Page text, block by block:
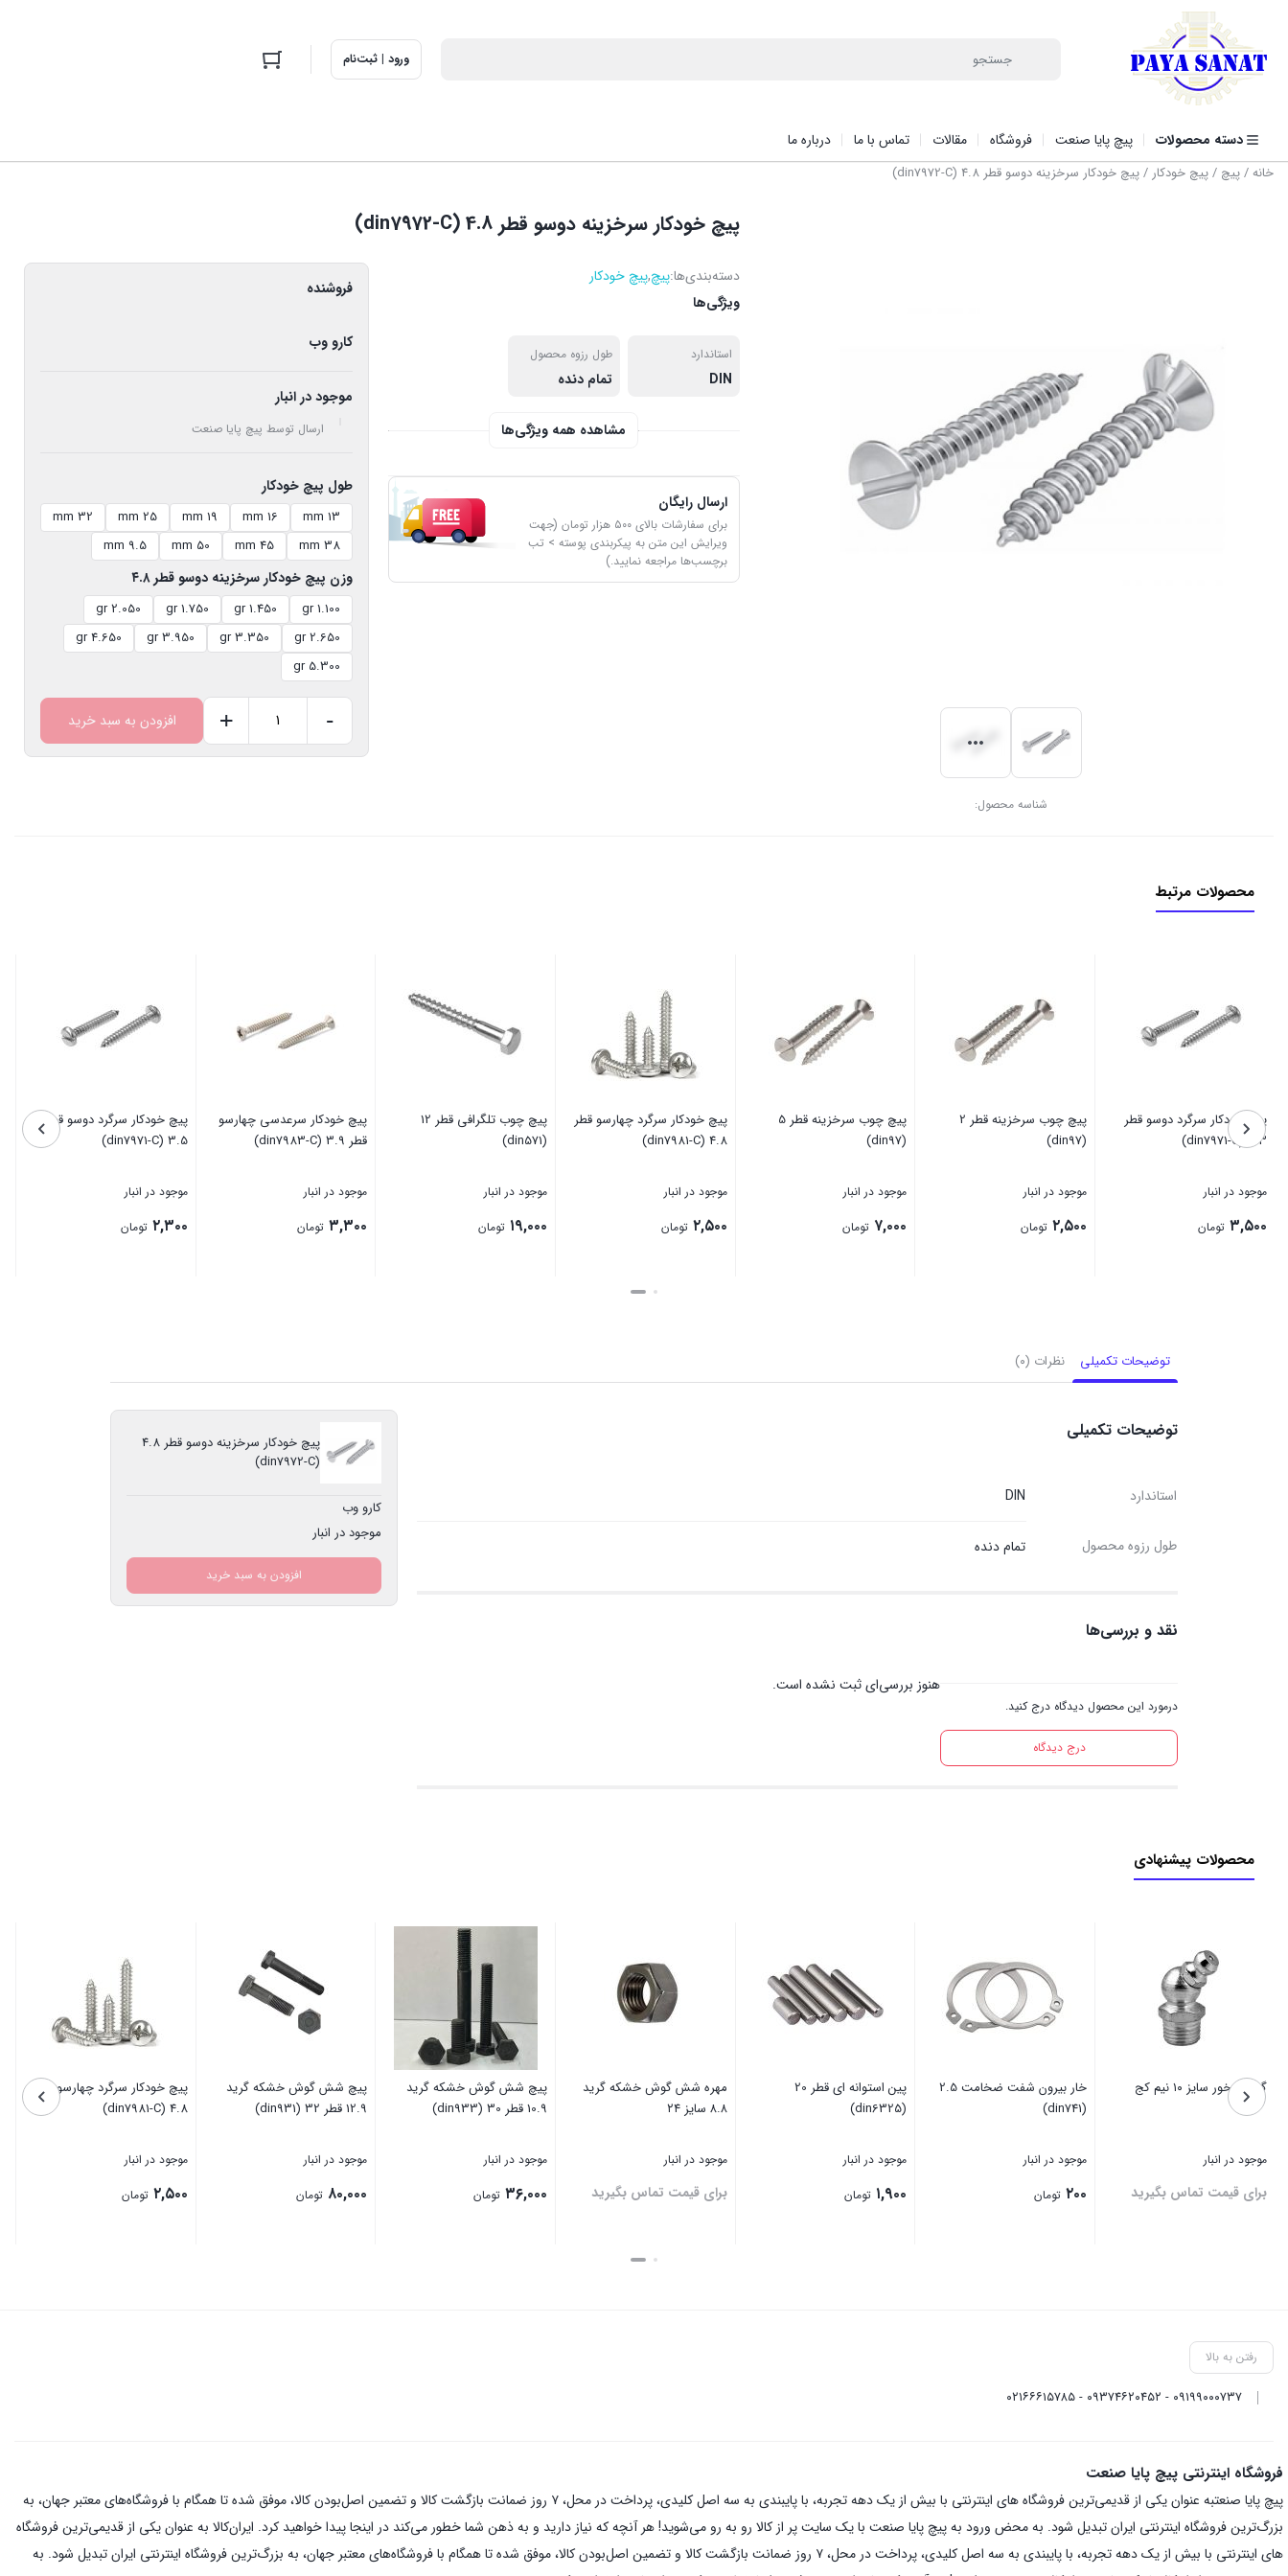
ورود | ثبت‌نام
دسته محصولات پیچ پایا صنعت فروشگاه مقالات تماس با ما درباره ما
خانه/پیچ /پیچ خودکار / پیچ خودکار سرخزینه دوسو قطر 4.8 (din7972-C)
شناسه محصول:
پیچ خودکار سرخزینه دوسو قطر 4.8 (din7972-C)
دسته‌بندی‌ها:پیچ,پیچ خودکار
ویژگی‌ها
استاندارد
DIN
طول رزوه محصول
تمام دنده
مشاهده همه ویژگی‌ها
ارسال رایگان
برای سفارشات بالای ۵۰۰ هزار تومان (جهت
ویرایش این متن به پیکربندی پوسته > تب
برچسب‌ها مراجعه نمایید.)
فروشنده
کارو وب
موجود در انبار
ارسال توسط پیچ پایا صنعت
طول پیچ خودکار
13 mm
16 mm
19 mm
25 mm
32 mm
38 mm
45 mm
50 mm
9.5 mm
وزن پیچ خودکار سرخزینه دوسو قطر ۴.۸
1.100 gr
1.450 gr
1.750 gr
2.050 gr
2.650 gr
3.350 gr
3.950 gr
4.650 gr
5.300 gr
خودکار
-
+ افزودن به سبد خرید
محصولات مرتبط
پیچ خودکار سرگرد دوسو قطر
6.3 (din7971-C)
موجود در انبار
۳,۵۰۰ تومان
پیچ چوب سرخزینه قطر 2
(din97)
موجود در انبار
۲,۵۰۰ تومان
پیچ چوب سرخزینه قطر 5
(din97)
موجود در انبار
۷,۰۰۰ تومان
پیچ خودکار سرگرد چهارسو قطر
4.8 (din7981-C)
موجود در انبار
۲,۵۰۰ تومان
پیچ چوب تلگرافی قطر 12
(din571)
موجود در انبار
۱۹,۰۰۰ تومان
پیچ خودکار سرعدسی چهارسو
قطر 3.9 (din7983-C)
موجود در انبار
۳,۳۰۰ تومان
پیچ خودکار سرگرد دوسو قطر
3.5 (din7971-C)
موجود در انبار
۲,۳۰۰ تومان
توضیحات تکمیلی نظرات (۰)
توضیحات تکمیلی
استاندارد DIN
طول رزوه محصول تمام دنده
نقد و بررسی‌ها
درمورد این محصول دیدگاه درج کنید.
درج دیدگاه
هنوز بررسی‌ای ثبت نشده است.
پیچ خودکار سرخزینه دوسو قطر 4.8
(din7972-C)
کارو وب
موجود در انبار
افزودن به سبد خرید
محصولات پیشنهادی
گریس خور سایز ۱۰ نیم کج
موجود در انبار
برای قیمت تماس بگیرید
خار بیرون شفت ضخامت 2.5
(din741)
موجود در انبار
۲۰۰ تومان
پین استوانه ای قطر 20
(din6325)
موجود در انبار
۱,۹۰۰ تومان
مهره شش گوش خشکه گرید
۸.۸ سایز ۲۴
موجود در انبار
برای قیمت تماس بگیرید
پیچ شش گوش خشکه گرید
10.9 قطر 30 (din933)
موجود در انبار
۳۶,۰۰۰ تومان
پیچ شش گوش خشکه گرید
12.9 قطر 32 (din931)
موجود در انبار
۸۰,۰۰۰ تومان
پیچ خودکار سرگرد چهارسو قطر
4.8 (din7981-C)
موجود در انبار
۲,۵۰۰ تومان
رفتن به بالا
۰۹۱۹۹۰۰۰۷۳۷ - ۰۹۳۷۴۶۲۰۴۵۲ - ۰۲۱۶۶۶۱۵۷۸۵
فروشگاه اینترنتی پیچ پایا صنعت
پیچ پایا صنعتبه عنوان یکی از قدیمی‌ترین فروشگاه های اینترنتی با بیش از یک دهه تجربه، با پایبندی به سه اصل کلیدی، پرداخت در محل، ۷ روز ضمانت بازگشت کالا و تضمین اصل‌بودن کالا، موفق شده تا همگام با فروشگاه‌های معتبر جهان، به
بزرگ‌ترین فروشگاه اینترنتی ایران تبدیل شود. به محض ورود به پیچ پایا صنعت با یک سایت پر از کالا رو به رو می‌شوید! هر آنچه که نیاز دارید و به ذهن شما خطور می‌کند در اینجا پیدا خواهید کرد. ایران‌کالا به عنوان یکی از قدیمی‌ترین فروشگاه
های اینترنتی با بیش از یک دهه تجربه، با پایبندی به سه اصل کلیدی، پرداخت در محل، ۷ روز ضمانت بازگشت کالا و تضمین اصل‌بودن کالا، موفق شده تا همگام با فروشگاه‌های معتبر جهان، به بزرگ‌ترین فروشگاه اینترنتی ایران تبدیل شود. به